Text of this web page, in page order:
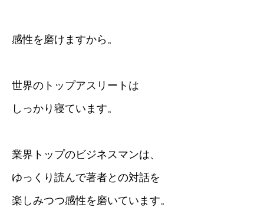
感性を磨けますから。
世界のトップアスリートは
しっかり寝ています。
業界トップのビジネスマンは、
ゆっくり読んで著者との対話を
楽しみつつ感性を磨いています。